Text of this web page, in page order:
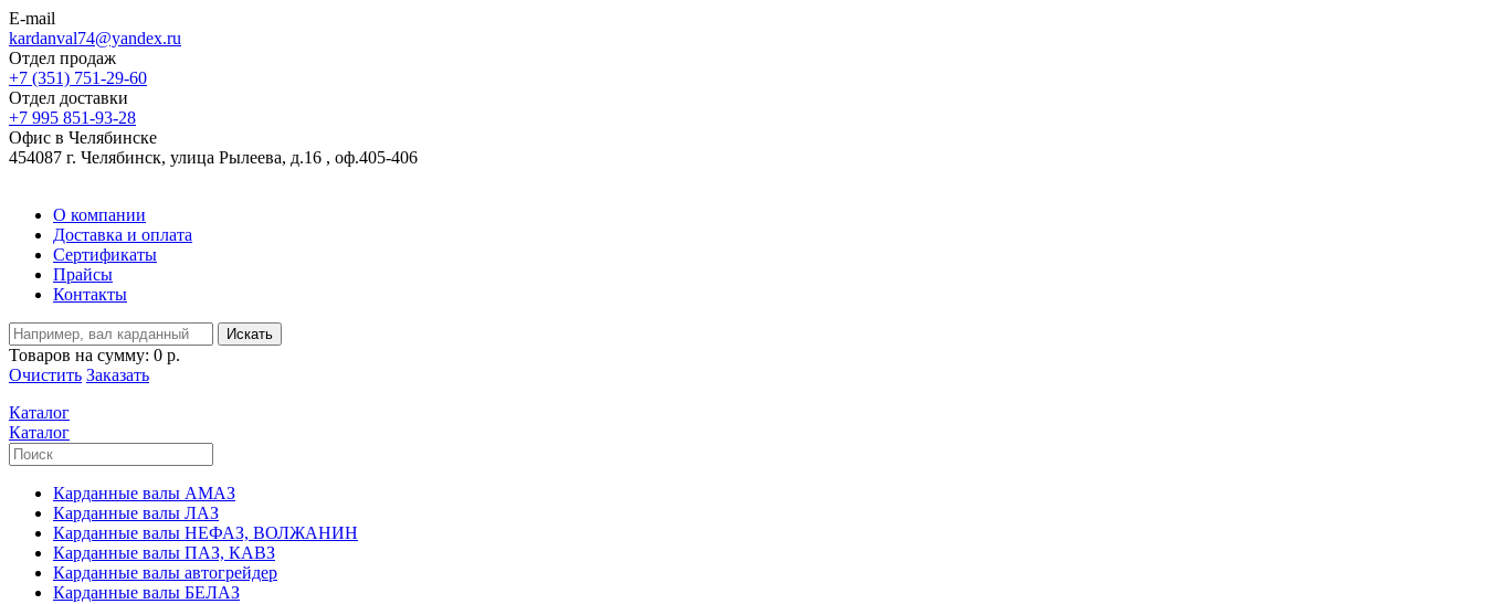
E-mail
kardanval74@yandex.ru
Отдел продаж
+7 (351) 751-29-60
Отдел доставки
+7 995 851-93-28
Офис в Челябинске
454087 г. Челябинск, улица Рылеева, д.16 , оф.405-406
О компании
Доставка и оплата
Сертификаты
Прайсы
Контакты
Искать
Товаров на сумму: 0 р.
Очистить Заказать
Каталог
Каталог
Карданные валы АМАЗ
Карданные валы ЛАЗ
Карданные валы НЕФАЗ, ВОЛЖАНИН
Карданные валы ПАЗ, КАВЗ
Карданные валы автогрейдер
Карданные валы БЕЛАЗ